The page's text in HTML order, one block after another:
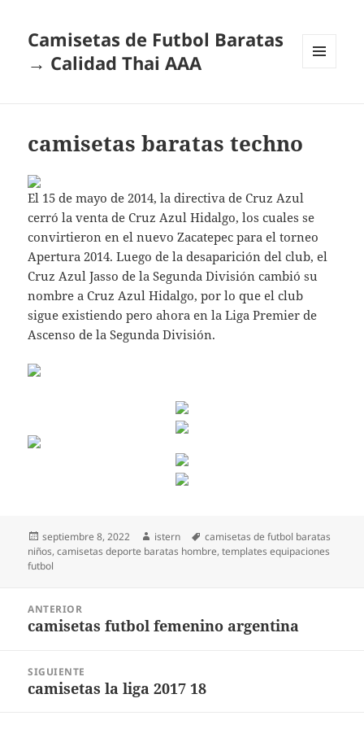
Camisetas de Futbol Baratas
→ Calidad Thai AAA
camisetas baratas techno
El 15 de mayo de 2014, la directiva de Cruz Azul
cerró la venta de Cruz Azul Hidalgo, los cuales se
convirtieron en el nuevo Zacatepec para el torneo
Apertura 2014. Luego de la desaparición del club, el
Cruz Azul Jasso de la Segunda División cambió su
nombre a Cruz Azul Hidalgo, por lo que el club
sigue existiendo pero ahora en la Liga Premier de
Ascenso de la Segunda División.
Publicado
el
septiembre 8, 2022 Autor
istern Etiquetas
camisetas de futbol baratas
niños,camisetas deporte baratas hombre,templates equipaciones
futbol
entradas
ANTERIOR
Entrada
camisetas futbol femenino argentina
SIGUIENTE
Entrada
camisetas la liga 2017 18